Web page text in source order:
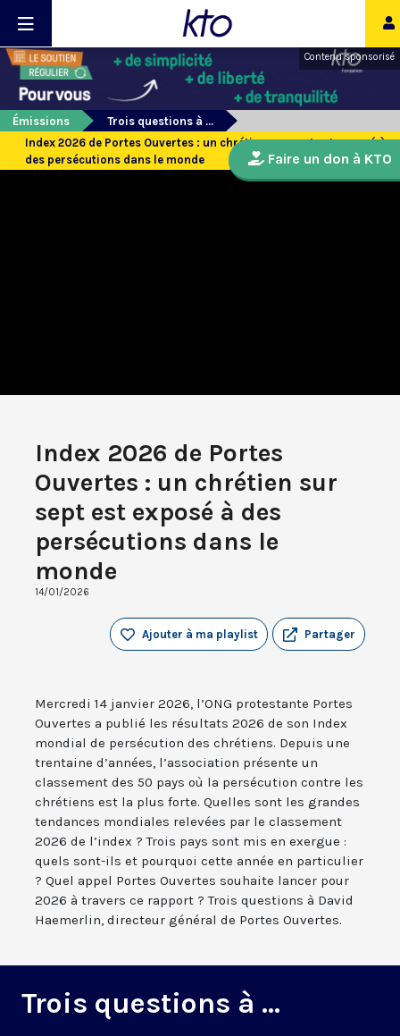
Contenu sponsorisé
Émissions
Trois questions à ...
Index 2026 de Portes Ouvertes : un chrétien sur sept est exposé à
des persécutions dans le monde
Index 2026 de Portes
Ouvertes : un chrétien sur
sept est exposé à des
persécutions dans le
monde
14/01/2026
Partager
Ajouter à ma playlist
Mercredi 14 janvier 2026, l’ONG protestante Portes
Ouvertes a publié les résultats 2026 de son Index
mondial de persécution des chrétiens. Depuis une
trentaine d’années, l’association présente un
classement des 50 pays où la persécution contre les
chrétiens est la plus forte. Quelles sont les grandes
tendances mondiales relevées par le classement
2026 de l’index ? Trois pays sont mis en exergue :
quels sont-ils et pourquoi cette année en particulier
? Quel appel Portes Ouvertes souhaite lancer pour
2026 à travers ce rapport ? Trois questions à David
Haemerlin, directeur général de Portes Ouvertes.
Trois questions à ...
Faire un don à KTO